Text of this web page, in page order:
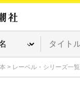
本 > レーベル・シリーズ一覧